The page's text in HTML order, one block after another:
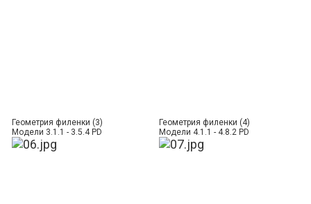
Геометрия филенки (3)
Модели 3.1.1 - 3.5.4 PD
Геометрия филенки (4)
Модели 4.1.1 - 4.8.2 PD